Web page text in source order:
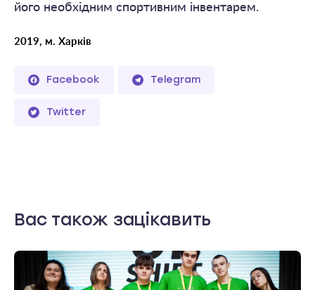
його необхідним спортивним інвентарем.
2019, м. Харків
Facebook Telegram
Twitter
Вас також зацікавить